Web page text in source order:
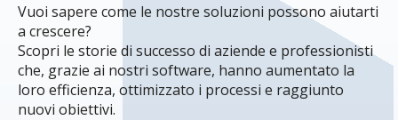
Vuoi sapere come le nostre soluzioni possono aiutarti
a crescere?
Scopri le storie di successo di aziende e professionisti
che, grazie ai nostri software, hanno aumentato la
loro efficienza, ottimizzato i processi e raggiunto
nuovi obiettivi.